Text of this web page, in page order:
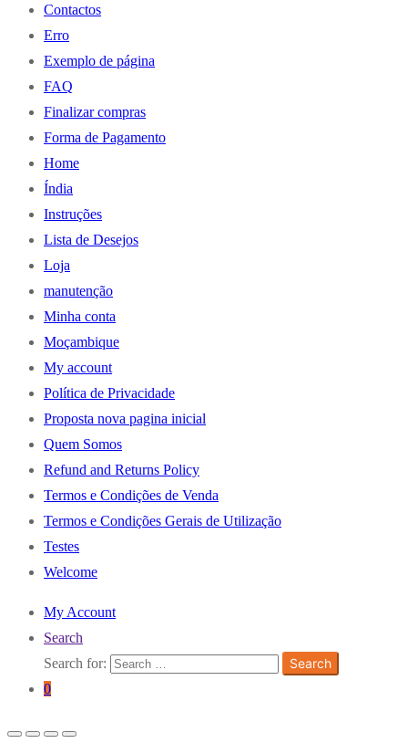
Contactos
Erro
Exemplo de página
FAQ
Finalizar compras
Forma de Pagamento
Home
Índia
Instruções
Lista de Desejos
Loja
manutenção
Minha conta
Moçambique
My account
Política de Privacidade
Proposta nova pagina inicial
Quem Somos
Refund and Returns Policy
Termos e Condições de Venda
Termos e Condições Gerais de Utilização
Testes
Welcome
My Account
Search
Search for:
Search
0